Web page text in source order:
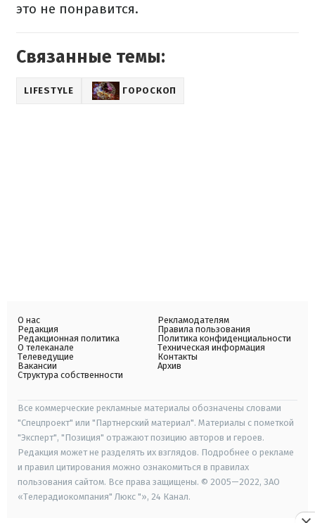
это не понравится.
Связанные темы:
LIFESTYLE ГОРОСКОП
О нас
Редакция
Редакционная политика
О телеканале
Телеведущие
Вакансии
Структура собственности
Рекламодателям
Правила пользования
Политика конфиденциальности
Техническая информация
Контакты
Архив
Все коммерческие рекламные материалы обозначены словами
"Спецпроект" или "Партнерский материал". Материалы с пометкой
"Эксперт", "Позиция" отражают позицию авторов и героев.
Редакция может не разделять их взглядов. Подробнее о рекламе
и правил цитирования можно ознакомиться в правилах
пользования сайтом. Все права защищены. © 2005—2022, ЗАО
«Телерадиокомпания" Люкс "», 24 Канал.